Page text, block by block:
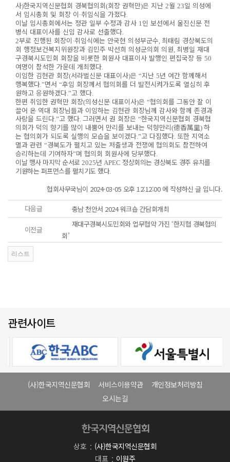
사)한국지역신문협회 경북협의회(회장 권혁만)은 지난 2월 23일 의성에
서 임시총회 및 회장 이 ·취임식을 가졌다.
이날 임시총회에서는 정관 일부 수정과 감사 1인 보선에서 울진신문 전
병식 대표이사를 신임 감사로 선출했다.
2부로 진행된 회장이 ·취임식에는 안국현 의성부군수, 최태림 경상북도의
회 행정보건복지위원장과 김민주 박선희 의성군의회 의원, 최병일 재대
구경북시도민회 회장을 비롯한 회원사 대표이사 발행인 편집국장 등 50
여명이 참석한 가운데 개최했다.
이임한 김현관 회장(서라벌신문 대표이사)은 “지난 5년 여간 함께해서
행복했다.”면서 “후임 회장께서 협의회를 더 발전시켜가도록 열심히 후
원하고 응원하겠다.”고 했다.
한편 취임한 권혁만 회장(의성신문 대표이사)은 “협의회를 그동안 잘 이
끌어 온 역대 회장님들과 이임하는 김현관 회장님께 감사와 함께 존경과
사랑을 드린다.”고 했다. 그러면서 권 회장은 “한국지역신문협회 경북협
의회가 덕의 향기를 많이 내뿜어 만리를 보내는 덕향만리(德香萬里) 하
는 협의회가 되도록 실행의 모습을 보이겠다.”고 다짐했다. 또한 지역소
멸과 관련 “경북도가 펼치고 있는 저출생과 전쟁에 협의회도 참전하여
승리하는데 기여하자”며 협의회 회원사에 당부했다.
이날 행사 마지막 순서로 2025년 APEC 정상회의는 경상북도 경주 유치를
기원하는 퍼프먼스를 펼치기도 했다.
협회사무국님이 2024-03-05 오후 12:12:00 에 작성하신 글 입니다.
다음글
충남 천안서 2024 워크숍 간담회개최
이전글
재대구경북시도민회와 업무협약 가진 ‘한지협 경북협의
회’
관련사이트
(사)한국지역신문협회 서비스이용약관
개인정보처리방침
오시는길
상호
(사)한국지역신문협회
대표
이원주